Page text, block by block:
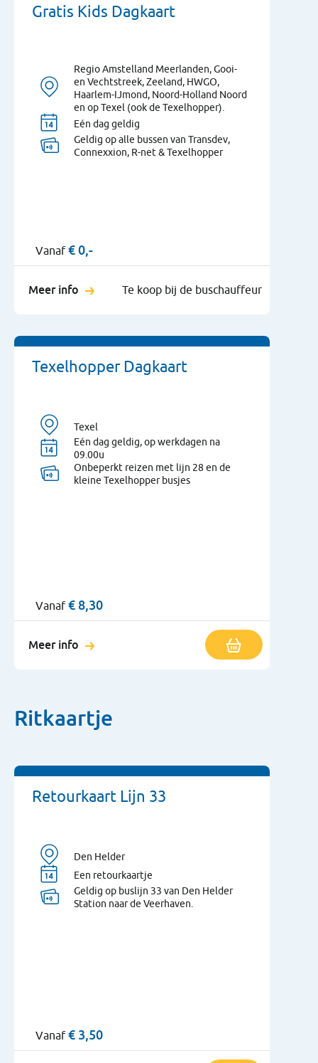
Gratis Kids Dagkaart
Regio Amstelland Meerlanden, Gooi-
en Vechtstreek, Zeeland, HWGO,
Haarlem-IJmond, Noord-Holland Noord
en op Texel (ook de Texelhopper).
Eén dag geldig
Geldig op alle bussen van Transdev,
Connexxion, R-net & Texelhopper
Vanaf €0,-
Meer info Te koop bij de buschauffeur
Texelhopper Dagkaart
Texel
Eén dag geldig, op werkdagen na
09.00u
Onbeperkt reizen met lijn 28 en de
kleine Texelhopper busjes
Vanaf €8,30
Meer info
Ritkaartje
Retourkaart Lijn 33
Den Helder
Een retourkaartje
Geldig op buslijn 33 van Den Helder
Station naar de Veerhaven.
Vanaf € 3,50